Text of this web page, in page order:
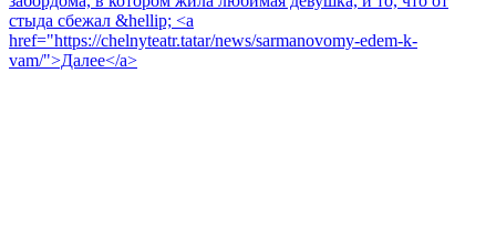
стыда сбежал &hellip; <a
href="https://chelnyteatr.tatar/news/sarmanovomy-edem-k-
vam/">Далее</a>